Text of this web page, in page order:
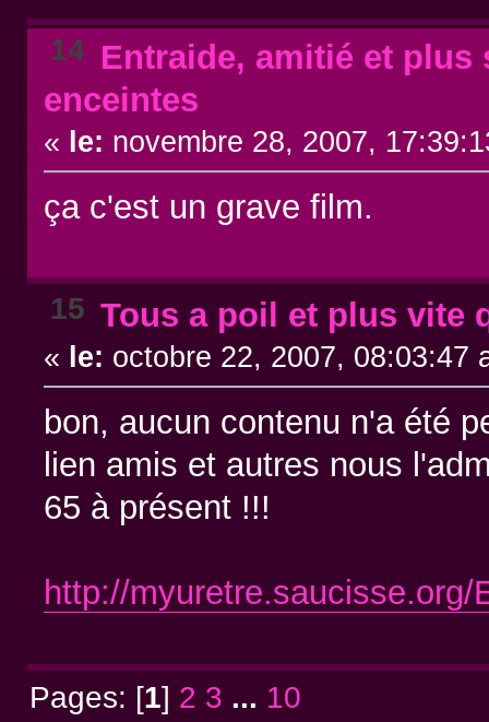
14 Entraide, amitié et plus
enceintes
« le: novembre 28, 2007,
ça c'est un grave film.
15 Tous a poil et plus vite
« le: octobre 22, 2007, 08:03:47
bon, aucun contenu n'a été
lien amis et autres nous
65 à présent !!!
http://myuretre.saucisse.org/
Pages: [1] 2 3 ... 10